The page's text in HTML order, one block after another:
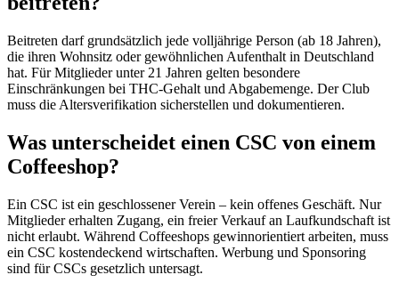
Beitreten darf grundsätzlich jede volljährige Person (ab 18 Jahren),
die ihren Wohnsitz oder gewöhnlichen Aufenthalt in Deutschland
hat. Für Mitglieder unter 21 Jahren gelten besondere
Einschränkungen bei THC-Gehalt und Abgabemenge. Der Club
muss die Altersverifikation sicherstellen und dokumentieren.
Was unterscheidet einen CSC von einem
Coffeeshop?
Ein CSC ist ein geschlossener Verein – kein offenes Geschäft. Nur
Mitglieder erhalten Zugang, ein freier Verkauf an Laufkundschaft ist
nicht erlaubt. Während Coffeeshops gewinnorientiert arbeiten, muss
ein CSC kostendeckend wirtschaften. Werbung und Sponsoring
sind für CSCs gesetzlich untersagt.